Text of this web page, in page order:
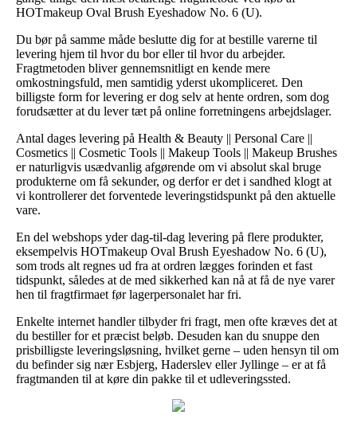
HOTmakeup Oval Brush Eyeshadow No. 6 (U).
Du bør på samme måde beslutte dig for at bestille varerne til
levering hjem til hvor du bor eller til hvor du arbejder.
Fragtmetoden bliver gennemsnitligt en kende mere
omkostningsfuld, men samtidig yderst ukompliceret. Den
billigste form for levering er dog selv at hente ordren, som dog
forudsætter at du lever tæt på online forretningens arbejdslager.
Antal dages levering på Health & Beauty || Personal Care ||
Cosmetics || Cosmetic Tools || Makeup Tools || Makeup Brushes
er naturligvis usædvanlig afgørende om vi absolut skal bruge
produkterne om få sekunder, og derfor er det i sandhed klogt at
vi kontrollerer det forventede leveringstidspunkt på den aktuelle
vare.
En del webshops yder dag-til-dag levering på flere produkter,
eksempelvis HOTmakeup Oval Brush Eyeshadow No. 6 (U),
som trods alt regnes ud fra at ordren lægges forinden et fast
tidspunkt, således at de med sikkerhed kan nå at få de nye varer
hen til fragtfirmaet før lagerpersonalet har fri.
Enkelte internet handler tilbyder fri fragt, men ofte kræves det at
du bestiller for et præcist beløb. Desuden kan du snuppe den
prisbilligste leveringsløsning, hvilket gerne – uden hensyn til om
du befinder sig nær Esbjerg, Haderslev eller Jyllinge – er at få
fragtmanden til at køre din pakke til et udleveringssted.